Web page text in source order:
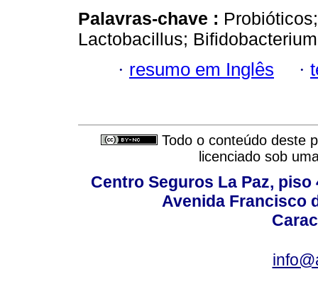
Palavras-chave :
Lactobacillus;
· resumo em Inglês ·
Todo o conteúdo deste
licenciado sob
Centro Seguros La Paz,
Avenida Francisco